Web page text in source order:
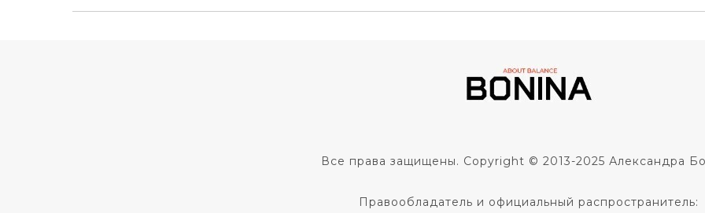
Все права защищены. Copyright © 2013-2025 Александра
Правообладатель и официальный распространитель: